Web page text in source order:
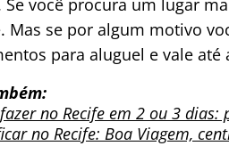
Se você procura um lugar
Mas se por algum motivo
para aluguel e vale
no Recife em 2 ou 3 dias:
no Recife: Boa Viagem,